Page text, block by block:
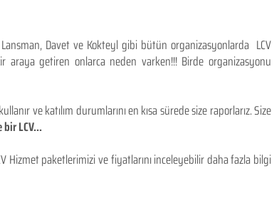
Lansman, Davet ve Kokteyl gibi bütün organizasyonlarda LCV
araya getiren onlarca neden varken!!! Birde organizasyonu
ve katılım durumlarını en kısa sürede size raporlarız. Size
LCV...
Hizmet paketlerimizi ve fiyatlarını inceleyebilir daha fazla bilgi